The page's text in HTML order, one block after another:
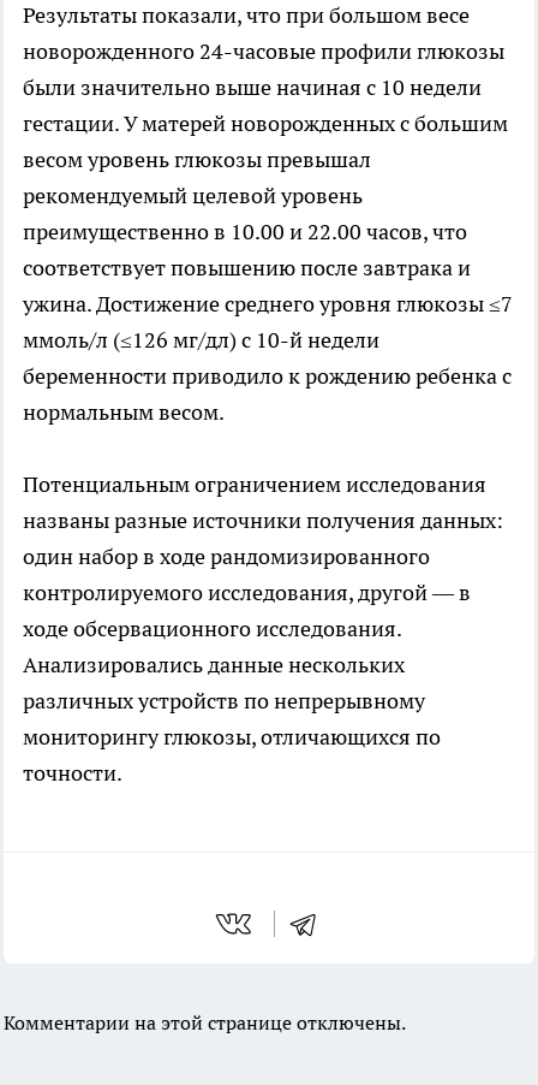
Результаты показали, что при большом весе
новорожденного 24-часовые профили глюкозы
были значительно выше начиная с 10 недели
гестации. У матерей новорожденных с большим
весом уровень глюкозы превышал
рекомендуемый целевой уровень
преимущественно в 10.00 и 22.00 часов, что
соответствует повышению после завтрака и
ужина. Достижение среднего уровня глюкозы ≤7
ммоль/л (≤126 мг/дл) с 10-й недели
беременности приводило к рождению ребенка с
нормальным весом.
Потенциальным ограничением исследования
названы разные источники получения данных:
один набор в ходе рандомизированного
контролируемого исследования, другой — в
ходе обсервационного исследования.
Анализировались данные нескольких
различных устройств по непрерывному
мониторингу глюкозы, отличающихся по
точности.
Комментарии на этой странице отключены.